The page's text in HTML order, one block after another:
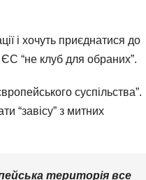
і хочуть приєднатися до
“не клуб для обраних”.
суспільства”.
“завісу” з митних
територія все